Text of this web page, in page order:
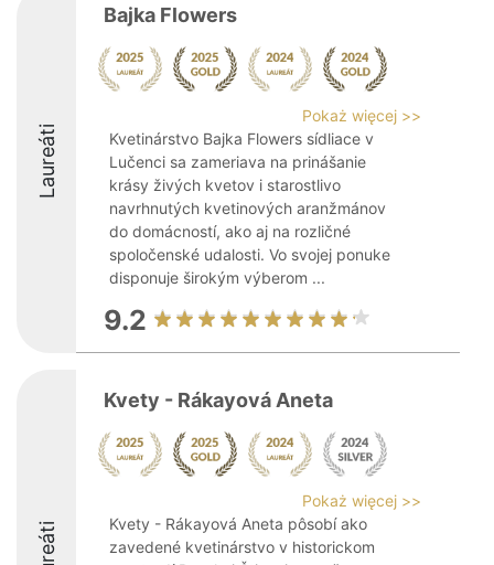
Laureáti
Bajka Flowers
Pokaż więcej >>
Kvetinárstvo Bajka Flowers sídliace v
Lučenci sa zameriava na prinášanie
krásy živých kvetov i starostlivo
navrhnutých kvetinových aranžmánov
do domácností, ako aj na rozličné
spoločenské udalosti. Vo svojej ponuke
disponuje širokým výberom ...
9.2
Kvety - Rákayová Aneta
Pokaż więcej >>
Kvety - Rákayová Aneta pôsobí ako
zavedené kvetinárstvo v historickom